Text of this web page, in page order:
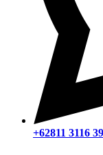
+62811 3116